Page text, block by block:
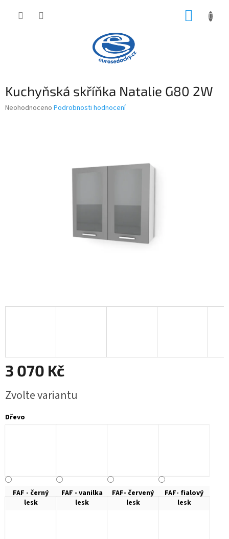
Kuchyňská skříňka Natalie G80 2W
Průměrné
Neohodnoceno Podrobnosti hodnocení
3 070 Kč
cena:
Zvolte variantu
Dřevo
FAF - černý
lesk
FAF - vanilka
lesk
FAF- červený
lesk
FAF- fialový
lesk